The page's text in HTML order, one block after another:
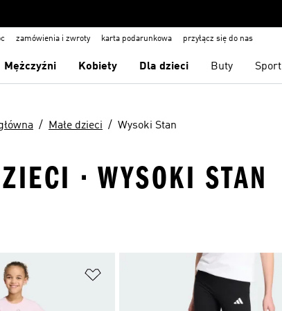
zamówienia i zwroty karta podarunkowa przyłącz się do nas
Mężczyźni Kobiety Dla dzieci Buty Sport
Małe dzieci Wysoki Stan
· WYSOKI STAN
Dodaj do listy życzeń